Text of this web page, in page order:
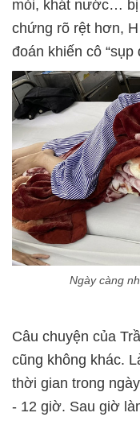
mỏi, khát nước… bị
chứng rõ rệt hơn,
đoán khiến cô “sụp
Ngày càng
Câu chuyện của
cũng không khác.
thời gian trong
- 12 giờ. Sau giờ